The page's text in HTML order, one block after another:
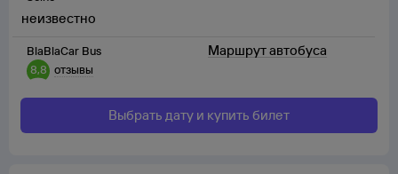
BlaBlaCar Bus
8,8 отзывы
неизвестно
Маршрут автобуса
Выбрать дату и купить билет